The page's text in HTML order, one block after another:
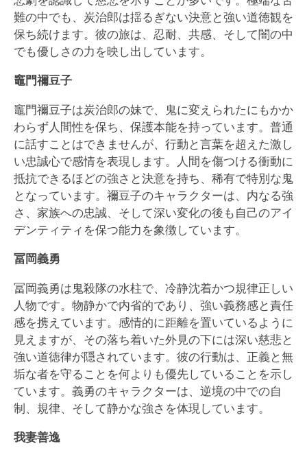
難の中でも、炭治郎は揺るぎない決意と強い道徳観を
保ち続けます。彼の旅は、忍耐、共感、そして闇の中
でも優しさの力を映し出しています。
竈門禰豆子
竈門禰豆子は炭治郎の妹で、鬼に変えられたにもかか
わらず人間性を保ち、保護本能を持っています。普通
に話すことはできませんが、行動と言葉を超えた激し
い忠誠心で感情を表現します。人間を傷つける衝動に
抵抗できるほどの強さと決意を持ち、稀有で特別な鬼
となっています。禰豆子のキャラクターは、内なる強
さ、家族への忠誠、そして深い変化の後も自己のアイ
デンティティを保つ能力を象徴しています。
冨岡義勇
冨岡義勇は鬼殺隊の水柱で、冷静沈着かつ規律正しい
人物です。物静かで内省的であり、強い義務感と責任
感を携えています。感情的に距離を置いているように
見えますが、その落ち着いた外見の下には深い慈悲と
強い道徳律が隠されています。彼の行動は、正義と無
垢な者を守ることを何よりも優先していることを示し
ています。義勇のキャラクターは、逆境の中での自
制、規律、そして静かな強さを体現しています。
我妻善逸